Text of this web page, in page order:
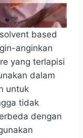
based
anginkan
yang terlapisi
dalam
untuk
tidak
dengan